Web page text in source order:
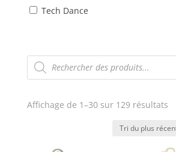
Tech Dance
Recherche
de
produits
Affichage de 1–30 sur 129 résultats